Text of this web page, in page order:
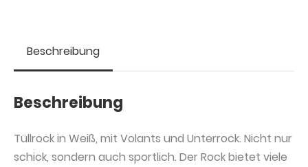
Beschreibung
Beschreibung
Tüllrock in Weiß, mit Volants und Unterrock. Nicht nur
schick, sondern auch sportlich. Der Rock bietet viele